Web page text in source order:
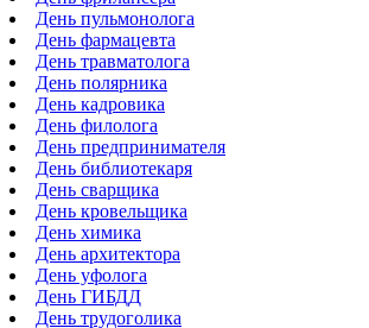
День пульмонолога
День фармацевта
День травматолога
День полярника
День кадровика
День филолога
День предпринимателя
День библиотекаря
День сварщика
День кровельщика
День химика
День архитектора
День уфолога
День ГИБДД
День трудоголика